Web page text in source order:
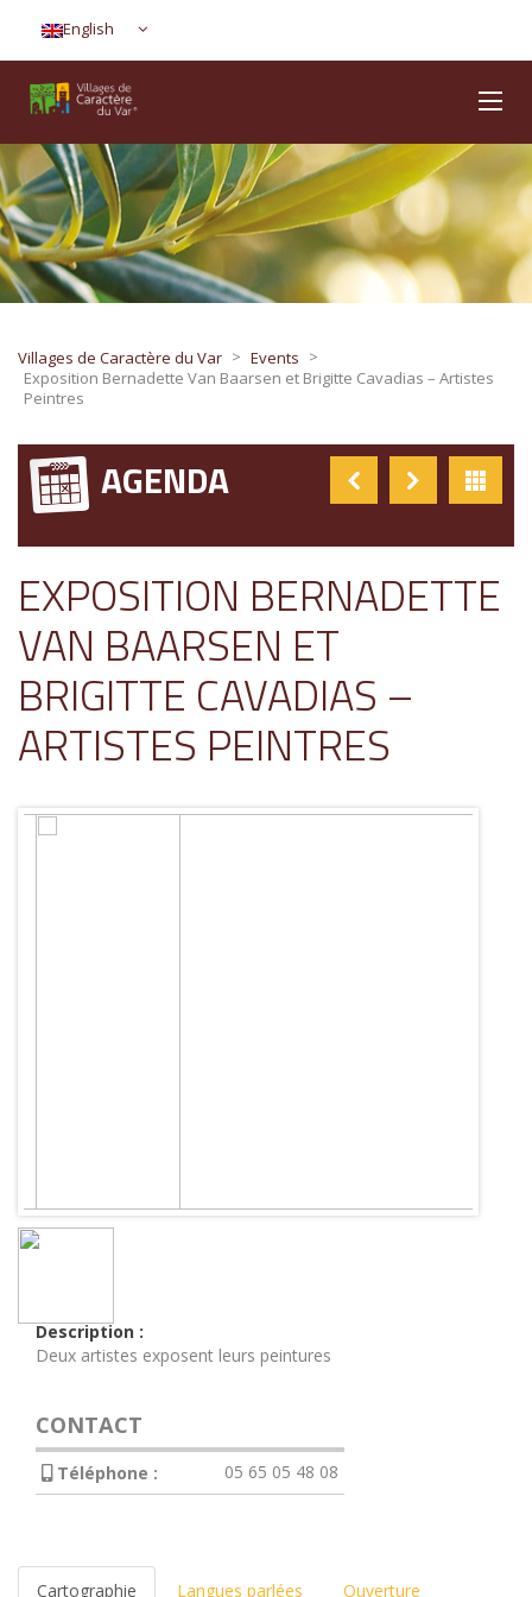
English
Villages de Caractère du Var > Events >
Exposition Bernadette Van Baarsen et Brigitte Cavadias – Artistes
Peintres
AGENDA
EXPOSITION BERNADETTE
VAN BAARSEN ET
BRIGITTE CAVADIAS –
ARTISTES PEINTRES
Description :
Deux artistes exposent leurs peintures
CONTACT
Téléphone : 05 65 05 48 08
Cartographie Langues parlées Ouverture